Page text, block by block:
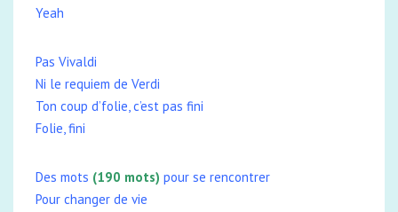
Yeah
Pas Vivaldi
Ni le requiem de Verdi
Ton coup d’folie, c’est pas fini
Folie, fini
Des mots (190 mots) pour se rencontrer
Pour changer de vie